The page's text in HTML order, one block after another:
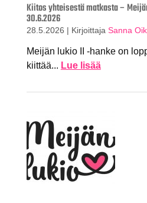
Kiitos yhteisestä matkasta –
30.6.2026
28.5.2026 | Kirjoittaja Sanna
Meijän lukio II -hanke on
kiittää... Lue lisää